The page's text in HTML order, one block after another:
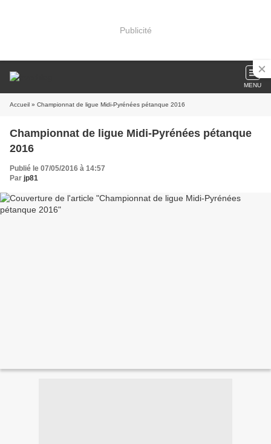
Publicité
MENU
Accueil » Championnat de ligue Midi-Pyrénées pétanque 2016
Championnat de ligue Midi-Pyrénées pétanque
2016
Publié le 07/05/2016 à 14:57
Par jp81